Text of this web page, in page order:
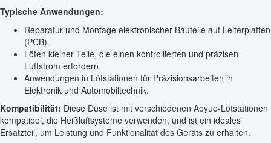
Typische Anwendungen:
Reparatur und Montage elektronischer Bauteile auf Leiterplatten
(PCB).
Löten kleiner Teile, die einen kontrollierten und präzisen
Luftstrom erfordern.
Anwendungen in Lötstationen für Präzisionsarbeiten in
Elektronik und Automobiltechnik.
Kompatibilität: Diese Düse ist mit verschiedenen Aoyue-Lötstationen
kompatibel, die Heißluftsysteme verwenden, und ist ein ideales
Ersatzteil, um Leistung und Funktionalität des Geräts zu erhalten.